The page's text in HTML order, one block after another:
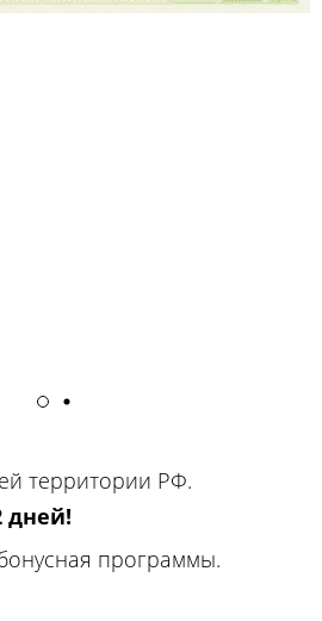
территории РФ.
дней!
программы.